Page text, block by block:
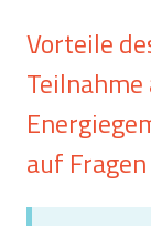
Vorteile
auf